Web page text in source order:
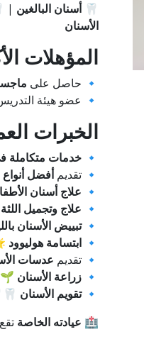
🦷أسنان البالغين
الأسنان
المؤهلات
🔹 حاصل على
🔹 عضو هيئة
الخبرات
🔹 خدمات متكاملة
🔹 تقديمأفضل أنواع
🔹 علاج أسنان
🔹 علاج وتجميل اللثة
🔹تبييض الأسنان
🔹 ابتسامة هوليوود
🔹 تقديم عدسات
🔹 زراعة الأسنان
🔹تقويم الأسنان
🏥 عيادته الخاصة